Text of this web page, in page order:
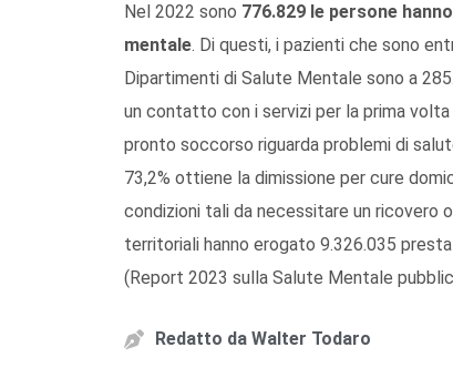
Nel 2022 sono 776.829 le persone
mentale. Di questi, i pazienti che sono
Dipartimenti di Salute Mentale sono a
un contatto con i servizi per la prima volta
pronto soccorso riguarda problemi di
73,2% ottiene la dimissione per cure
condizioni tali da necessitare un ricovero
territoriali hanno erogato 9.326.035
(Report 2023 sulla Salute Mentale
Redatto da Walter Todaro